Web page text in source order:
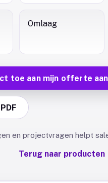
Omlaag
toe aan mijn offerte
en projectvragen helpt
Terug naar producten